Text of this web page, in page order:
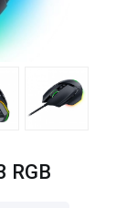
RGB